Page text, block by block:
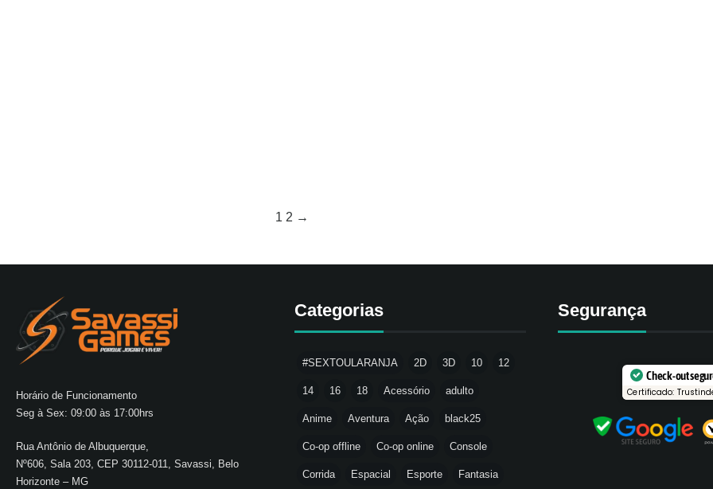
1 2 →
Horário de Funcionamento
Seg à Sex: 09:00 às 17:00hrs
Rua Antônio de Albuquerque,
Nº606, Sala 203, CEP 30112-011, Savassi, Belo
Horizonte – MG
Categorias
#SEXTOULARANJA 2D 3D 10 12
14 16 18 Acessório adulto
Anime Aventura Ação black25
Co-op offline Co-op online Console
Corrida Espacial Esporte Fantasia
Segurança
Check-out
Certificado: